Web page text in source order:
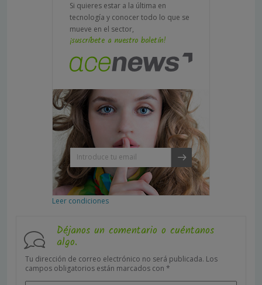
Si quieres estar a la última en
tecnología y conocer todo lo que se
mueve en el sector,
¡suscríbete a nuestro boletín!
Leer condiciones
Déjanos un comentario o cuéntanos
algo.
Tu dirección de correo electrónico no será publicada. Los
campos obligatorios están marcados con *